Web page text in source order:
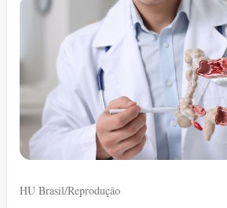
HU Brasil/Reprodução